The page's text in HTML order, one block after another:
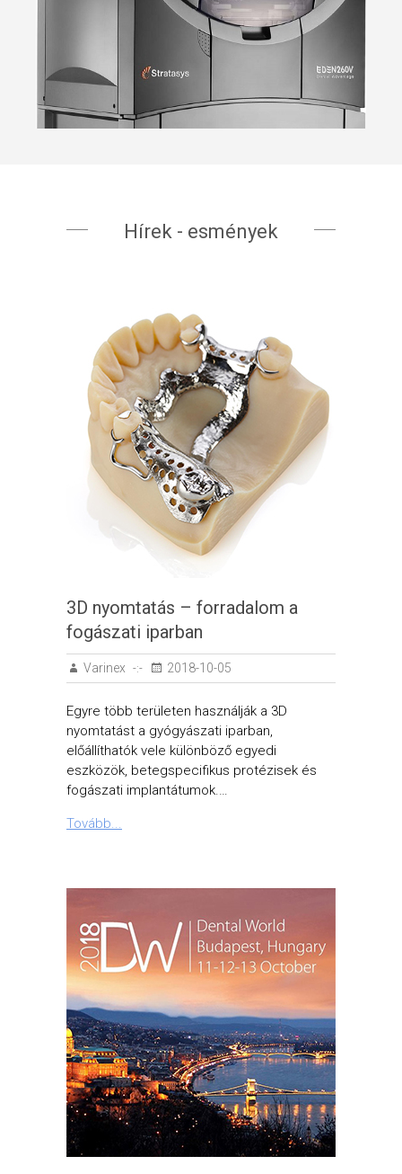
Hírek - esmények
3D nyomtatás – forradalom a
fogászati iparban
Varinex 2018-10-05
Egyre több területen használják a 3D
nyomtatást a gyógyászati iparban,
előállíthatók vele különböző egyedi
eszközök, betegspecifikus protézisek és
fogászati implantátumok.…
Tovább...